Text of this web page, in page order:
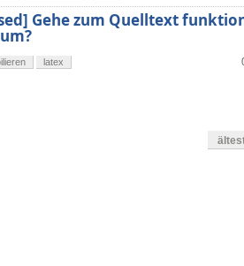
Gehe zum Quelltext
latex